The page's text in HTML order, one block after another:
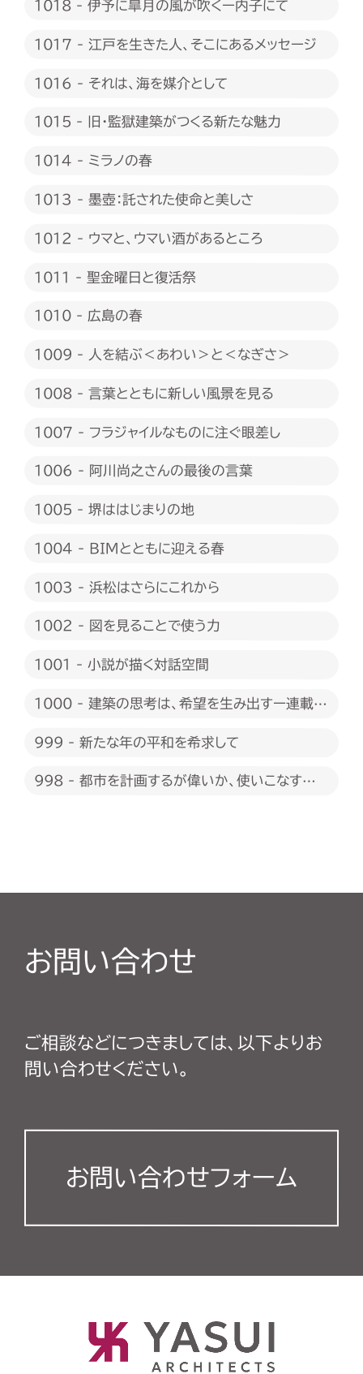
1018 - 伊予に皐月の風が吹くー内子にて
1017 - 江戸を生きた人、そこにあるメッセージ
1016 - それは、海を媒介として
1015 - 旧・監獄建築がつくる新たな魅力
1014 - ミラノの春
1013 - 墨壺：託された使命と美しさ
1012 - ウマと、ウマい酒があるところ
1011 - 聖金曜日と復活祭
1010 - 広島の春
1009 - 人を結ぶ＜あわい＞と＜なぎさ＞
1008 - 言葉とともに新しい風景を見る
1007 - フラジャイルなものに注ぐ眼差し
1006 - 阿川尚之さんの最後の言葉
1005 - 堺ははじまりの地
1004 - BIMとともに迎える春
1003 - 浜松はさらにこれから
1002 - 図を見ることで使う力
1001 - 小説が描く対話空間
1000 - 建築の思考は、希望を生み出すー連載
999 - 新たな年の平和を希求して
998 - 都市を計画するが偉いか、使いこなすが
お問い合わせ
ご相談などにつきましては、以下よりお
問い合わせください。
お問い合わせフォーム